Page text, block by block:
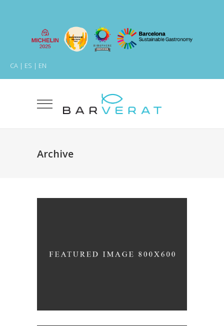
CA | ES | EN
Archive